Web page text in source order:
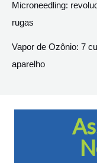
Microneedling:
rugas
Vapor de Ozônio: 7
aparelho